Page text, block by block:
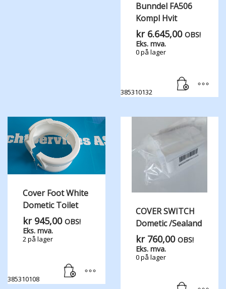
Bunndel FA506
Kompl Hvit
kr6.645,00 OBS!
Eks. mva.
0 på lager
385310132
Cover Foot White
Dometic Toilet
kr945,00 OBS!
Eks. mva.
2 på lager
385310108
COVER SWITCH
Dometic /Sealand
kr760,00 OBS!
Eks. mva.
0 på lager